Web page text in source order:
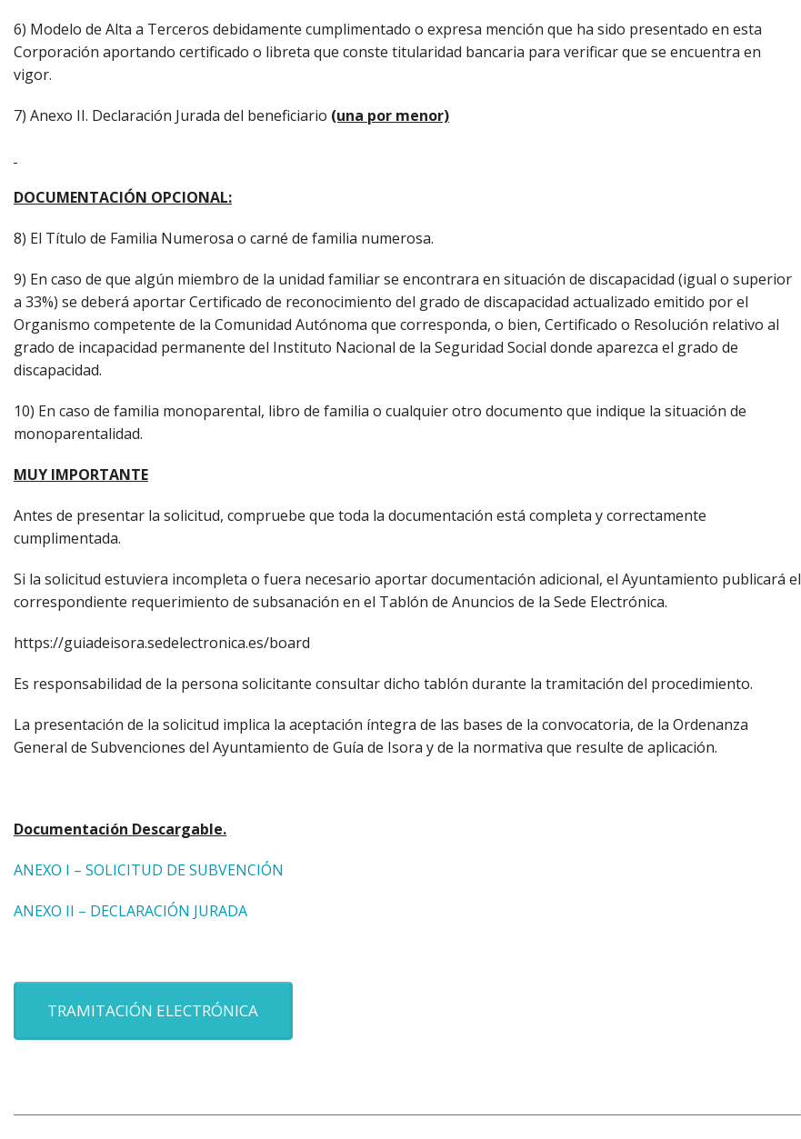
6) Modelo de Alta a Terceros debidamente cumplimentado o expresa mención que ha sido presentado en esta
Corporación aportando certificado o libreta que conste titularidad bancaria para verificar que se encuentra en
vigor.
7) Anexo II. Declaración Jurada del beneficiario (una por menor)
DOCUMENTACIÓN OPCIONAL:
8) El Título de Familia Numerosa o carné de familia numerosa.
9) En caso de que algún miembro de la unidad familiar se encontrara en situación de discapacidad (igual o superior
a 33%) se deberá aportar Certificado de reconocimiento del grado de discapacidad actualizado emitido por el
Organismo competente de la Comunidad Autónoma que corresponda, o bien, Certificado o Resolución relativo al
grado de incapacidad permanente del Instituto Nacional de la Seguridad Social donde aparezca el grado de
discapacidad.
10) En caso de familia monoparental, libro de familia o cualquier otro documento que indique la situación de
monoparentalidad.
MUY IMPORTANTE
Antes de presentar la solicitud, compruebe que toda la documentación está completa y correctamente
cumplimentada.
Si la solicitud estuviera incompleta o fuera necesario aportar documentación adicional, el Ayuntamiento publicará el
correspondiente requerimiento de subsanación en el Tablón de Anuncios de la Sede Electrónica.
https://guiadeisora.sedelectronica.es/board
Es responsabilidad de la persona solicitante consultar dicho tablón durante la tramitación del procedimiento.
La presentación de la solicitud implica la aceptación íntegra de las bases de la convocatoria, de la Ordenanza
General de Subvenciones del Ayuntamiento de Guía de Isora y de la normativa que resulte de aplicación.
Documentación Descargable.
ANEXO I – SOLICITUD DE SUBVENCIÓN
ANEXO II – DECLARACIÓN JURADA
TRAMITACIÓN ELECTRÓNICA